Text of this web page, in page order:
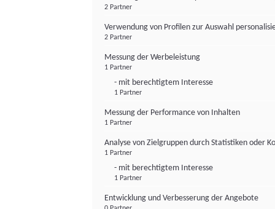
2 Partner
Verwendung von Profilen zur Auswahl
2 Partner
Messung der Werbeleistung
1 Partner
- mit berechtigtem Interesse
1 Partner
Messung der Performance von Inhalten
1 Partner
Analyse von Zielgruppen durch Statistiken oder
1 Partner
- mit berechtigtem Interesse
1 Partner
Entwicklung und Verbesserung der Angebote